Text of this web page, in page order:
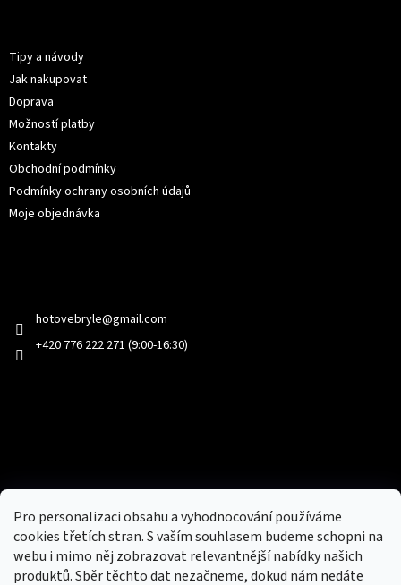
Pro personalizaci obsahu a vyhodnocování používáme
cookies třetích stran. S vaším souhlasem budeme schopni na
webu i mimo něj zobrazovat relevantnější nabídky našich
produktů. Sběr těchto dat nezačneme, dokud nám nedáte
Tipy a návody
Jak nakupovat
Doprava
Možností platby
Kontakty
Obchodní podmínky
Podmínky ochrany osobních údajů
Moje objednávka
hotovebryle@gmail.com
+420 776 222 271 (9:00-16:30)